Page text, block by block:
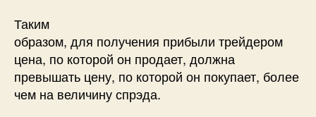
Таким
образом, для получения прибыли трейдером
цена, по которой он продает, должна
превышать цену, по которой он покупает, более
чем на величину спрэда.